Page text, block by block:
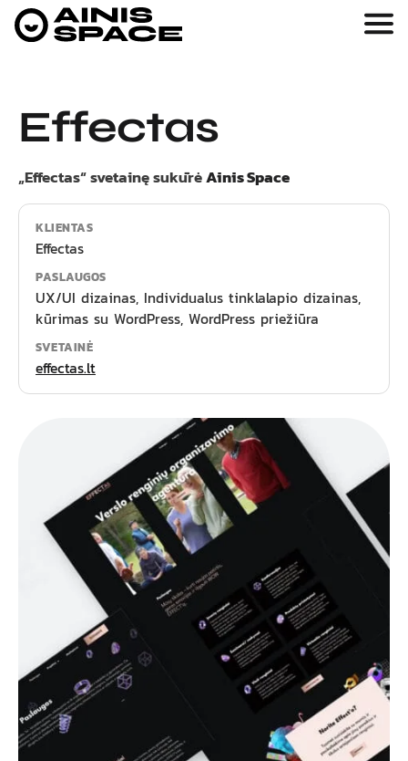
Effectas
„Effectas“ svetainę sukūrėAinis Space
KLIENTAS
Effectas
PASLAUGOS
UX/UI dizainas, Individualus tinklalapio dizainas,
kūrimas su WordPress, WordPress priežiūra
SVETAINĖ
effectas.lt